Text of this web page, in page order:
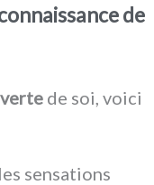
de
de soi, voici
sensations